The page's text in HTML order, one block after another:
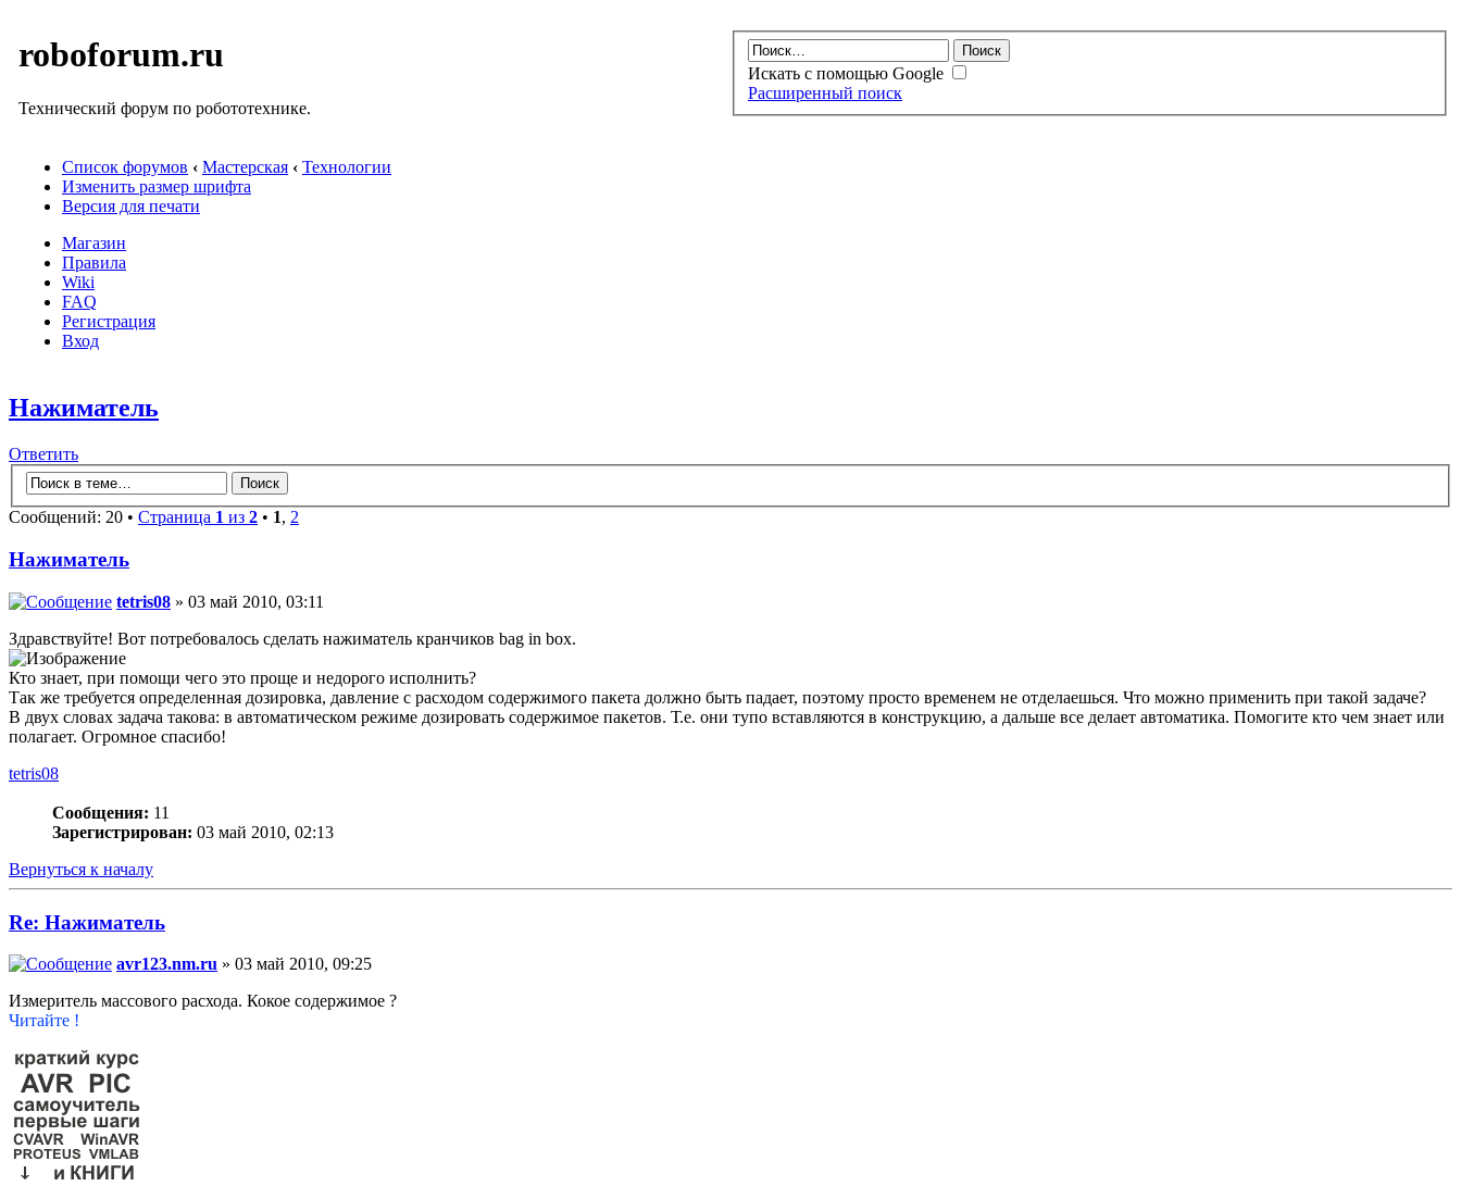
roboforum.ru
Технический форум по робототехнике.
Искать с помощью Google
Расширенный поиск
Список форумов ‹ Мастерская ‹ Технологии
Изменить размер шрифта
Версия для печати
Магазин
Правила
Wiki
FAQ
Регистрация
Вход
Нажиматель
Ответить
Сообщений: 20 • Страница 1 из 2 • 1, 2
Нажиматель
tetris08 » 03 май 2010, 03:11
Здравствуйте! Вот потребовалось сделать нажиматель кранчиков bag in box.
Кто знает, при помощи чего это проще и недорого исполнить?
Так же требуется определенная дозировка, давление с расходом содержимого пакета должно быть падает, поэтому просто временем не отделаешься. Что можно применить при такой задаче?
В двух словах задача такова: в автоматическом режиме дозировать содержимое пакетов. Т.е. они тупо вставляются в конструкцию, а дальше все делает автоматика. Помогите кто чем знает или
полагает. Огромное спасибо!
tetris08
Сообщения: 11
Зарегистрирован: 03 май 2010, 02:13
Вернуться к началу
Re: Нажиматель
avr123.nm.ru » 03 май 2010, 09:25
Измеритель массового расхода. Кокое содержимое ?
Читайте !